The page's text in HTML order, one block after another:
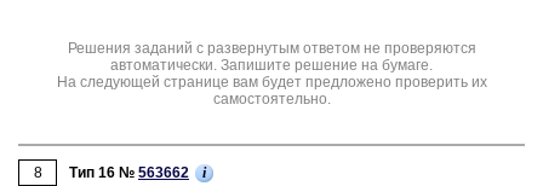
Решения заданий с развернутым ответом не проверяются
автоматически. Запишите решение на бумаге.
На следующей странице вам будет предложено проверить их
самостоятельно.
8 Тип 16 № 563662 i